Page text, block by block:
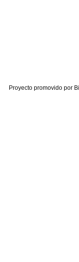
Proyecto promovido por